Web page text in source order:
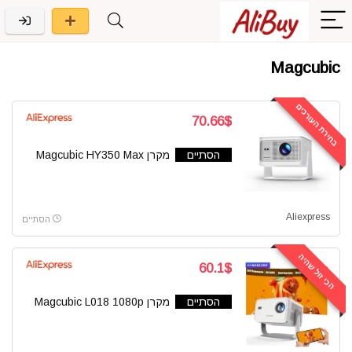
Magcubic
בחירת העורכים 70.66$
הסתיים מקרן Magcubic HY350 Max
Aliexpress הסתיים
הכי זול שהיה 60.1$
הסתיים מקרן Magcubic L018 1080p